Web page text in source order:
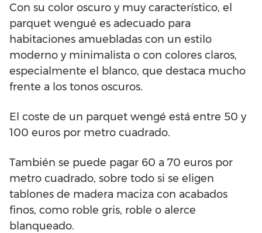
Con su color oscuro y muy característico, el
parquet wengué es adecuado para
habitaciones amuebladas con un estilo
moderno y minimalista o con colores claros,
especialmente el blanco, que destaca mucho
frente a los tonos oscuros.
El coste de un parquet wengé está entre 50 y
100 euros por metro cuadrado.
También se puede pagar 60 a 70 euros por
metro cuadrado, sobre todo si se eligen
tablones de madera maciza con acabados
finos, como roble gris, roble o alerce
blanqueado.